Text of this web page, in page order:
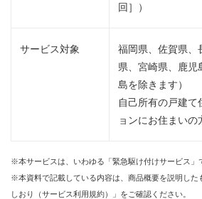
回］）
サービス対象
福岡県、佐賀県、
県、宮崎県、鹿
島を除きます）
自己所有の戸建て
ョンにお住まいの
※本サービスは、いわゆる「緊急駆け付けサービス」
※本資料で記載している内容は、商品概要を説明した
しおり（サービス利用規約）」をご確認ください。